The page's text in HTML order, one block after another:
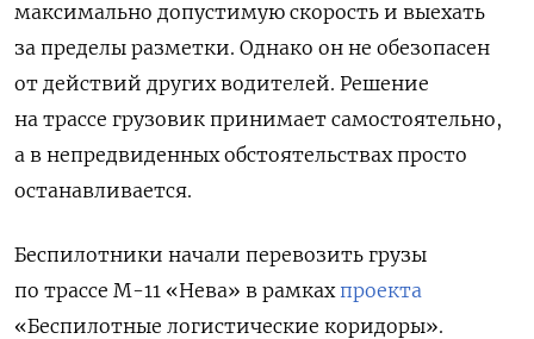
максимально допустимую скорость и выехать
за пределы разметки. Однако он не обезопасен
от действий других водителей. Решение
на трассе грузовик принимает самостоятельно,
а в непредвиденных обстоятельствах просто
останавливается.
Беспилотники начали перевозить грузы
по трассе М-11 «Нева» в рамках проекта
«Беспилотные логистические коридоры».